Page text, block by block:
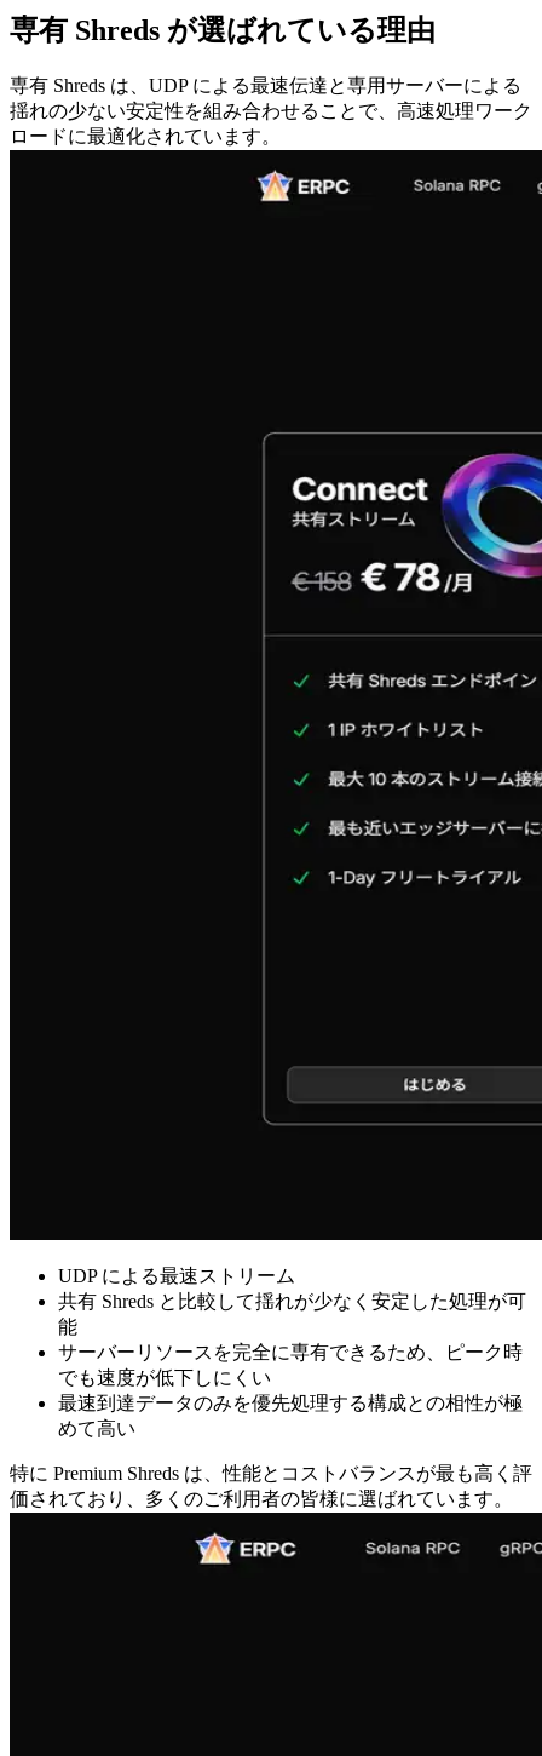
専有 Shreds が選ばれている理由
専有 Shreds は、UDP による最速伝達と専用サーバーによる
揺れの少ない安定性を組み合わせることで、高速処理ワーク
ロードに最適化されています。
UDP による最速ストリーム
共有 Shreds と比較して揺れが少なく安定した処理が可
能
サーバーリソースを完全に専有できるため、ピーク時
でも速度が低下しにくい
最速到達データのみを優先処理する構成との相性が極
めて高い
特に Premium Shreds は、性能とコストバランスが最も高く評
価されており、多くのご利用者の皆様に選ばれています。